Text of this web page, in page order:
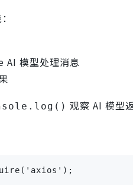
AI 模型处理消息
观察 AI 模型